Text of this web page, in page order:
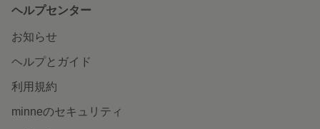
ヘルプセンター
お知らせ
ヘルプとガイド
利用規約
minneのセキュリティ